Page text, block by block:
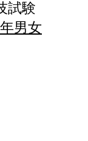
試験
男女